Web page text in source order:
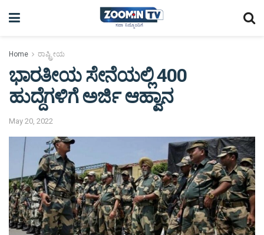
Home ರಾಷ್ಟ್ರೀಯ
ಭಾರತೀಯ ಸೇನೆಯಲ್ಲಿ 400
ಹುದ್ದೆಗಳಿಗೆ ಅರ್ಜಿ ಆಹ್ವಾನ
May 20, 2022